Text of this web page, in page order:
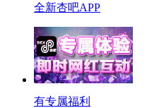
全新杏吧APP
有专属福利